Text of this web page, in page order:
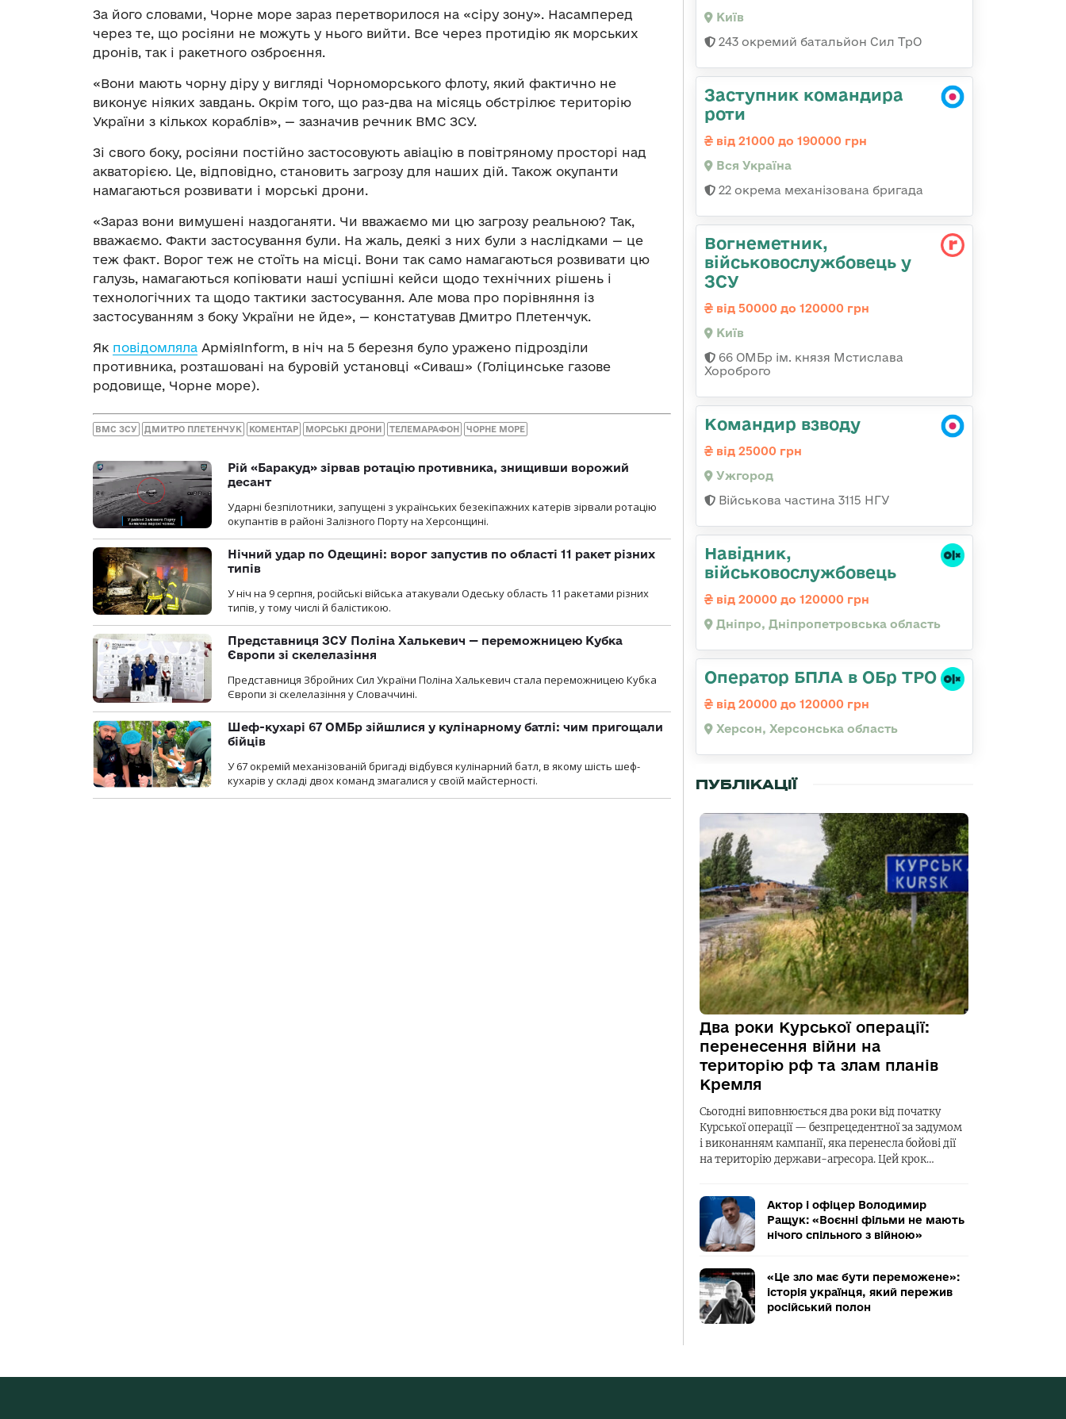
За його словами, Чорне море зараз перетворилося на «сіру зону». Насамперед
через те, що росіяни не можуть у нього вийти. Все через протидію як морських
дронів, так і ракетного озброєння.
«Вони мають чорну діру у вигляді Чорноморського флоту, який фактично не
виконує ніяких завдань. Окрім того, що раз-два на місяць обстрілює територію
України з кількох кораблів», — зазначив речник ВМС ЗСУ.
Зі свого боку, росіяни постійно застосовують авіацію в повітряному просторі над
акваторією. Це, відповідно, становить загрозу для наших дій. Також окупанти
намагаються розвивати і морські дрони.
«Зараз вони вимушені наздоганяти. Чи вважаємо ми цю загрозу реальною? Так,
вважаємо. Факти застосування були. На жаль, деякі з них були з наслідками — це
теж факт. Ворог теж не стоїть на місці. Вони так само намагаються розвивати цю
галузь, намагаються копіювати наші успішні кейси щодо технічних рішень і
технологічних та щодо тактики застосування. Але мова про порівняння із
застосуванням з боку України не йде», — констатував Дмитро Плетенчук.
Як повідомляла АрміяInform, в ніч на 5 березня було уражено підрозділи
противника, розташовані на буровій установці «Сиваш» (Голіцинське газове
родовище, Чорне море).
ВМС ЗСУ ДМИТРО ПЛЕТЕНЧУК КОМЕНТАР МОРСЬКІ ДРОНИ ТЕЛЕМАРАФОН ЧОРНЕ МОРЕ
Рій «Баракуд» зірвав ротацію противника, знищивши ворожий
десант
Ударні безпілотники, запущені з українських безекіпажних катерів зірвали ротацію
окупантів в районі Залізного Порту на Херсонщині.
Нічний удар по Одещині: ворог запустив по області 11 ракет різних
типів
У ніч на 9 серпня, російські війська атакували Одеську область 11 ракетами різних
типів, у тому числі й балістикою.
Представниця ЗСУ Поліна Халькевич — переможницею Кубка
Європи зі скелелазіння
Представниця Збройних Сил України Поліна Халькевич стала переможницею Кубка
Європи зі скелелазіння у Словаччині.
Шеф-кухарі 67 ОМБр зійшлися у кулінарному батлі: чим пригощали
бійців
У 67 окремій механізованій бригаді відбувся кулінарний батл, в якому шість шеф-
кухарів у складі двох команд змагалися у своїй майстерності.
Київ
243 окремий батальйон Сил ТрО
Заступник командира
роти
від 21000 до 190000 грн
Вся Україна
22 окрема механізована бригада
Вогнеметник,
військовослужбовець у
ЗСУ
від 50000 до 120000 грн
Київ
66 ОМБр ім. князя Мстислава
Хороброго
Командир взводу
від 25000 грн
Ужгород
Військова частина 3115 НГУ
Навідник,
військовослужбовець
від 20000 до 120000 грн
Дніпро, Дніпропетровська область
Оператор БПЛА в ОБр ТРО
від 20000 до 120000 грн
Херсон, Херсонська область
ПУБЛІКАЦІЇ
Два роки Курської операції:
перенесення війни на
територію рф та злам планів
Кремля
Сьогодні виповнюється два роки від початку
Курської операції — безпрецедентної за задумом
і виконанням кампанії, яка перенесла бойові дії
на територію держави-агресора. Цей крок…
Актор і офіцер Володимир
Ращук: «Воєнні фільми не мають
нічого спільного з війною»
«Це зло має бути переможене»:
історія українця, який пережив
російський полон